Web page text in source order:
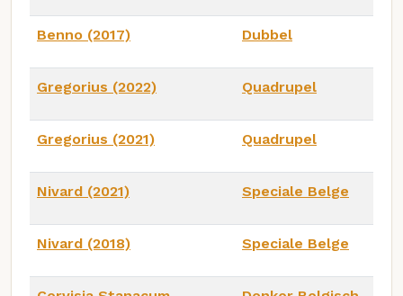
Benno (2017) Dubbel
Gregorius (2022) Quadrupel
Gregorius (2021) Quadrupel
Nivard (2021) Speciale Belge
Nivard (2018) Speciale Belge